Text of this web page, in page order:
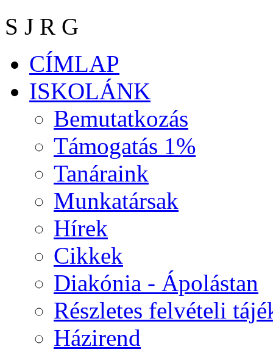
S J R G
CÍMLAP
ISKOLÁNK
Bemutatkozás
Támogatás 1%
Tanáraink
Munkatársak
Hírek
Cikkek
Diakónia - Ápolástan
Részletes felvételi
Házirend